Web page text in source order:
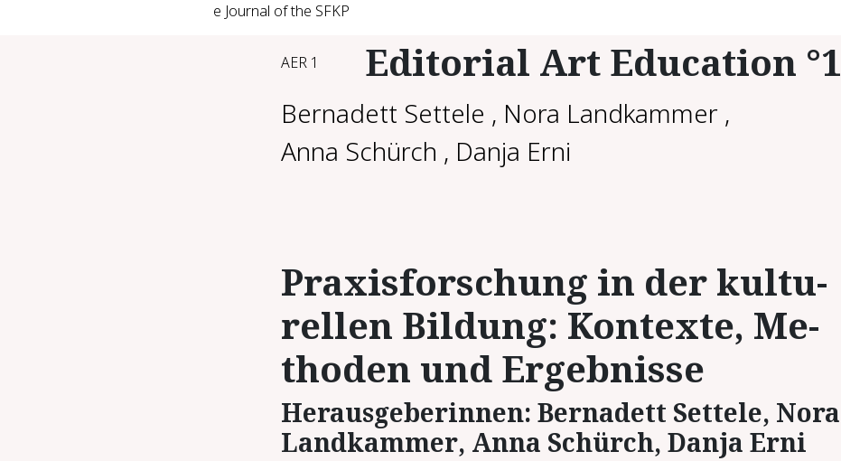
e Journal of the SFKP
AER 1 Editorial Art Education °1
Bernadett Settele , Nora Landkammer,
Anna Schürch , Danja Erni
Pra­xis­for­schung in der kul­tu­
rel­len Bil­dung: Kon­tex­te, Me­
tho­den und Er­geb­nis­se
Her­aus­ge­be­rin­nen: Ber­na­dett Set­te­le, No­ra
Land­kam­mer, An­na Schürch, Dan­ja Er­ni